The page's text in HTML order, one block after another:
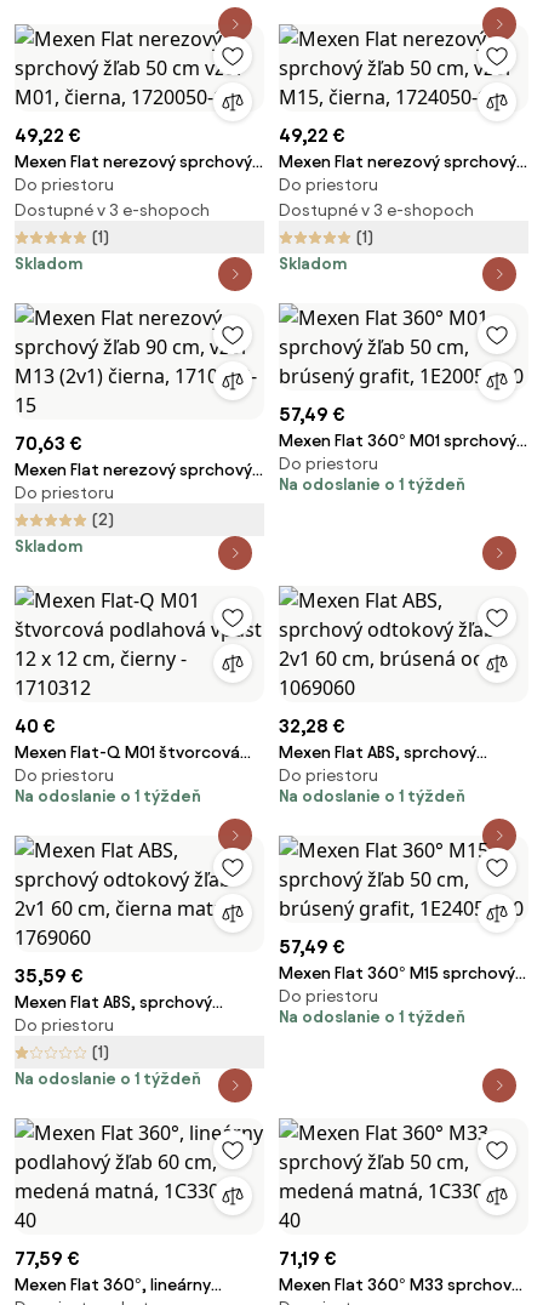
49,22 €
Mexen Flat nerezový sprchový
žľab 50 cm vzor M01, čierna,
1720050-15
Do priestoru
Dostupné v 3 e-shopoch
(1)
Skladom
49,22 €
Mexen Flat nerezový sprchový
žľab 50 cm, vzor M15, čierna,
1724050-15
Do priestoru
Dostupné v 3 e-shopoch
(1)
Skladom
70,63 €
Mexen Flat nerezový sprchový
žľab 90 cm, vzor M13 (2v1)
čierna, 1710090-15
Do priestoru
(2)
Skladom
57,49 €
Mexen Flat 360° M01 sprchový
žľab 50 cm, brúsený grafit,
1E20050-40
Do priestoru
Na odoslanie o 1 týždeň
40 €
Mexen Flat-Q M01 štvorcová
podlahová vpust 12 x 12 cm,
čierny - 1710312
Do priestoru
Na odoslanie o 1 týždeň
32,28 €
Mexen Flat ABS, sprchový
odtokový žľab 2v1 60 cm,
brúsená oceľ, 1069060
Do priestoru
Na odoslanie o 1 týždeň
35,59 €
Mexen Flat ABS, sprchový
odtokový žľab 2v1 60 cm,
čierna matná, 1769060
Do priestoru
(1)
Na odoslanie o 1 týždeň
57,49 €
Mexen Flat 360° M15 sprchový
žľab 50 cm, brúsený grafit,
1E24050-40
Do priestoru
Na odoslanie o 1 týždeň
77,59 €
Mexen Flat 360°, lineárny
71,19 €
Mexen Flat 360° M33 sprchový